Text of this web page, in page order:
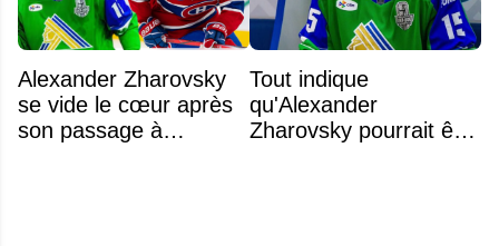
Alexander Zharovsky
se vide le cœur après
son passage à
Tout indique
qu'Alexander
Zharovsky pourrait être